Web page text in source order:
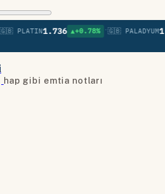
1.736 ▲+0.78% •🇬🇧 PALADYUM1.379
hap gibi emtia notları